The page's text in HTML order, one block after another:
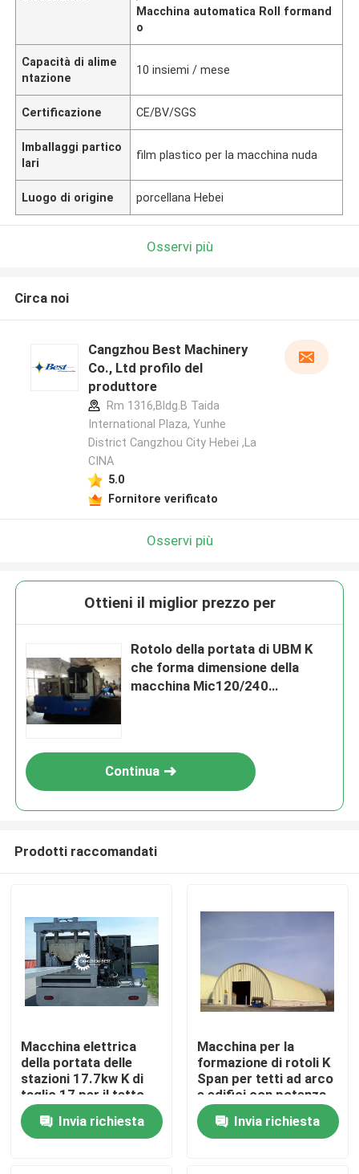
Casa
Prodotti
Macchina automatica Roll formand
o
Capacità di alime
ntazione
10 insiemi / mese
Certificazione CE/BV/SGS
Imballaggi partico
lari
film plastico per la macchina nuda
Luogo di origine porcellana Hebei
Osservi più
Circa noi
Cangzhou Best Machinery
Co., Ltd profilo del
produttore
Rm 1316,Bldg.B Taida
International Plaza, Yunhe
District Cangzhou City Hebei ,La
CINA
5.0
Fornitore verificato
Osservi più
Ottieni il miglior prezzo per
Rotolo della portata di UBM K
che forma dimensione della
macchina Mic120/240
Continua
Prodotti raccomandati
Macchina elettrica
della portata delle
stazioni 17.7kw K di
taglio 17 per il tetto
Invia richiesta
Macchina per la
formazione di rotoli K
Span per tetti ad arco
e edifici con potenza
di 7,5 kW
Invia richiesta